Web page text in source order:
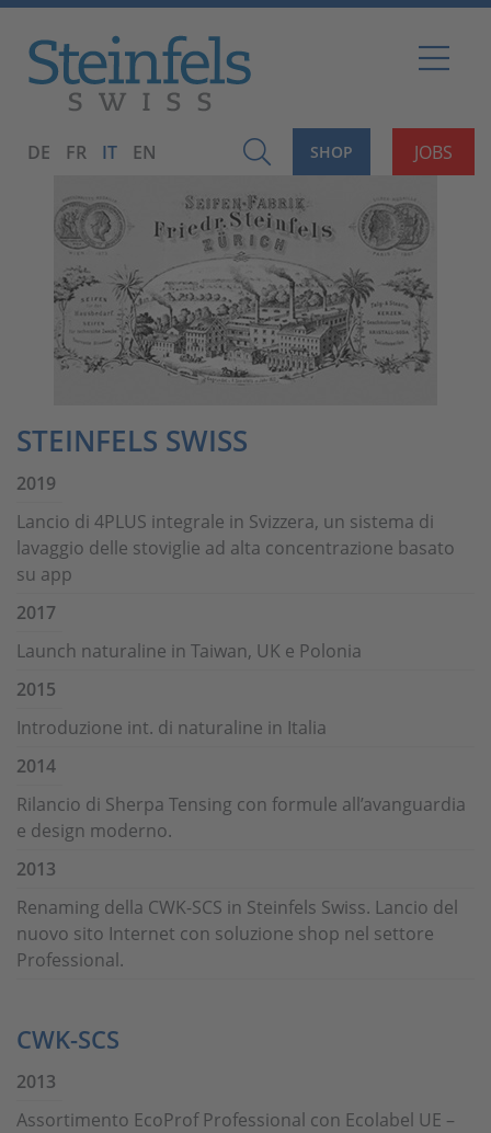
JOBS
SHOP
DE FR IT EN
STEINFELS SWISS
2019
Lancio di 4PLUS integrale in Svizzera, un sistema di
lavaggio delle stoviglie ad alta concentrazione basato
su app
2017
Launch naturaline in Taiwan, UK e Polonia
2015
Introduzione int. di naturaline in Italia
2014
Rilancio di Sherpa Tensing con formule all’avanguardia
e design moderno.
2013
Renaming della CWK-SCS in Steinfels Swiss. Lancio del
nuovo sito Internet con soluzione shop nel settore
Professional.
CWK-SCS
2013
Assortimento EcoProf Professional con Ecolabel UE –